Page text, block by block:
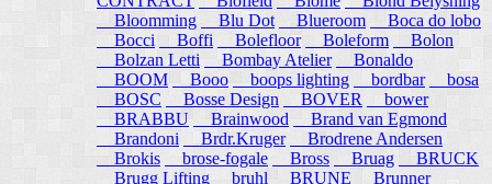
Bloomming
Blu Dot Blueroom
Boca do lobo
Bocci
Boffi Bolefloor Boleform
Bolon
Bolzan Letti
Bombay Atelier
Bonaldo
BOOM
Booo boops lighting bordbar
bosa
BOSC
Bosse Design BOVER
bower
BRABBU
Brainwood
Brand van Egmond
Brandoni
Brdr.Kruger
Brodrene Andersen
Brokis
brose-fogale Bross Bruag
BRUCK
Brugg Lifting
bruhl BRUNE
Brunner